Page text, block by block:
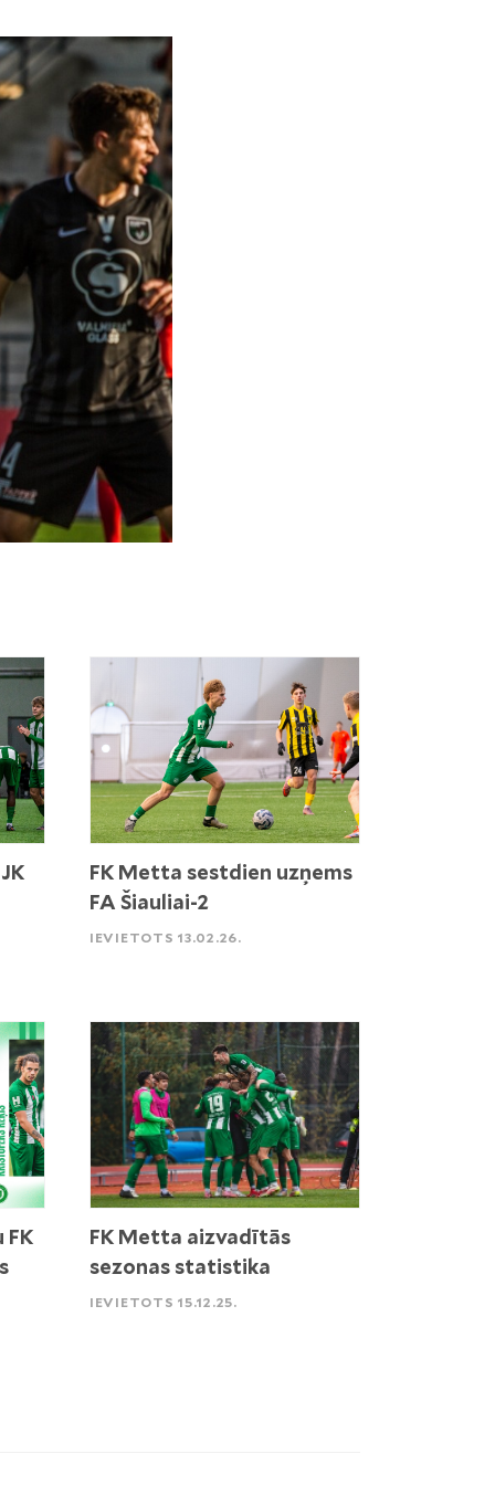
FK Metta sestdien uzņems
FA Šiauliai-2
IEVIETOTS 13.02.26.
FK
FK Metta aizvadītās
sezonas statistika
IEVIETOTS 15.12.25.